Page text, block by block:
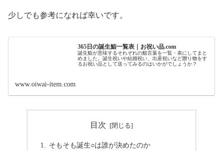
少しでも参考になれば幸いです。
365日の誕生鮨一覧表｜お祝い品.com
誕生鮨が意味するそれぞれの鮨言葉を一覧・表にしてまと
めました。誕生祝いや結婚祝い、出産祝いなど贈り物をす
るお祝い品として送ってみるのはいかがでしょうか？
www.oiwai-item.com
目次
そもそも誕生○は誰が決めたのか